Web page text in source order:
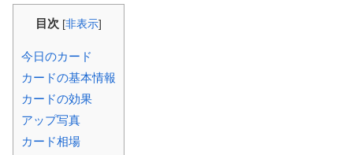
目次 [非表示]
今日のカード
カードの基本情報
カードの効果
アップ写真
カード相場